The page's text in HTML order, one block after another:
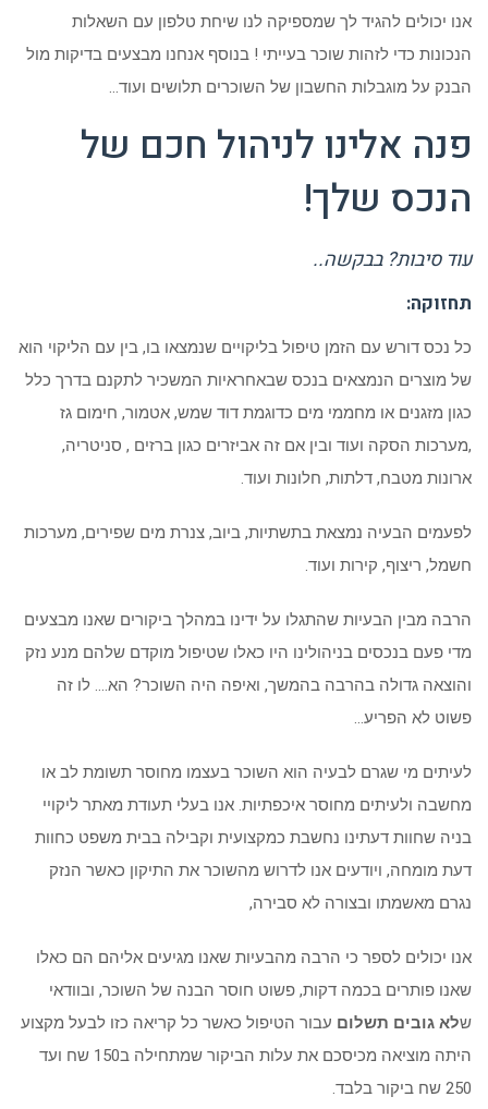
אנו יכולים להגיד לך שמספיקה לנו שיחת טלפון עם השאלות
הנכונות כדי לזהות שוכר בעייתי ! בנוסף אנחנו מבצעים בדיקות מול
הבנק על מוגבלות החשבון של השוכרים תלושים ועוד…
פנה אלינו לניהול חכם של
הנכס שלך!
עוד סיבות? בבקשה..
תחזוקה:
כל נכס דורש עם הזמן טיפול בליקויים שנמצאו בו, בין עם הליקוי הוא
של מוצרים הנמצאים בנכס שבאחראיות המשכיר לתקנם בדרך כלל
כגון מזגנים או מחממי מים כדוגמת דוד שמש, אטמור, חימום גז
,מערכות הסקה ועוד ובין אם זה אביזרים כגון ברזים , סניטריה,
ארונות מטבח, דלתות, חלונות ועוד.
לפעמים הבעיה נמצאת בתשתיות, ביוב, צנרת מים שפירים, מערכות
חשמל, ריצוף, קירות ועוד.
הרבה מבין הבעיות שהתגלו על ידינו במהלך ביקורים שאנו מבצעים
מדי פעם בנכסים בניהולינו היו כאלו שטיפול מוקדם שלהם מנע נזק
והוצאה גדולה בהרבה בהמשך, ואיפה היה השוכר? הא…. לו זה
פשוט לא הפריע…
לעיתים מי שגרם לבעיה הוא השוכר בעצמו מחוסר תשומת לב או
מחשבה ולעיתים מחוסר איכפתיות. אנו בעלי תעודת מאתר ליקויי
בניה שחוות דעתינו נחשבת כמקצועית וקבילה בבית משפט כחוות
דעת מומחה, ויודעים אנו לדרוש מהשוכר את התיקון כאשר הנזק
נגרם מאשמתו ובצורה לא סבירה,
אנו יכולים לספר כי הרבה מהבעיות שאנו מגיעים אליהם הם כאלו
שאנו פותרים בכמה דקות, פשוט חוסר הבנה של השוכר, ובוודאי
שלא גובים תשלום עבור הטיפול כאשר כל קריאה כזו לבעל מקצוע
היתה מוציאה מכיסכם את עלות הביקור שמתחילה ב150 שח ועד
250 שח ביקור בלבד.